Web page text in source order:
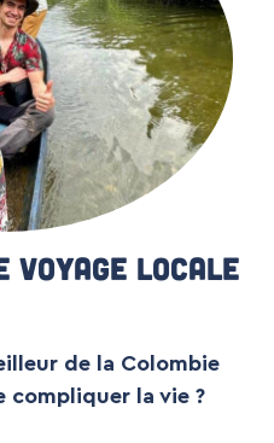
voyage locale
de la Colombie
compliquer la vie ?